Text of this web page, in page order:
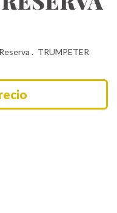
. TRUMPETER